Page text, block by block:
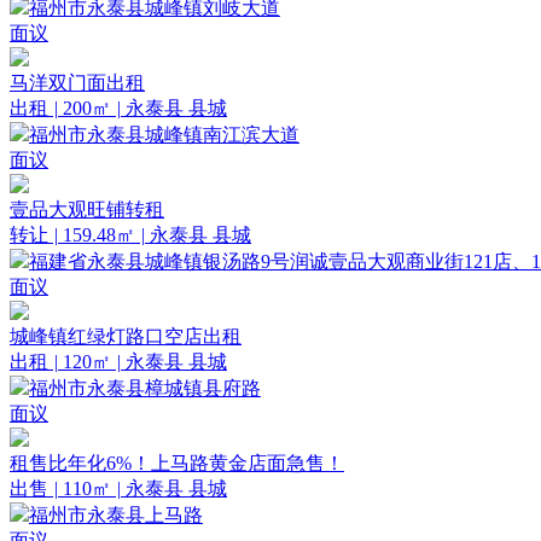
福州市永泰县城峰镇刘岐大道
面议
马洋双门面出租
出租 | 200㎡ | 永泰县 县城
福州市永泰县城峰镇南江滨大道
面议
壹品大观旺铺转租
转让 | 159.48㎡ | 永泰县 县城
福建省永泰县城峰镇银汤路9号润诚壹品大观商业街121店、
面议
城峰镇红绿灯路口空店出租
出租 | 120㎡ | 永泰县 县城
福州市永泰县樟城镇县府路
面议
租售比年化6%！上马路黄金店面急售！
出售 | 110㎡ | 永泰县 县城
福州市永泰县上马路